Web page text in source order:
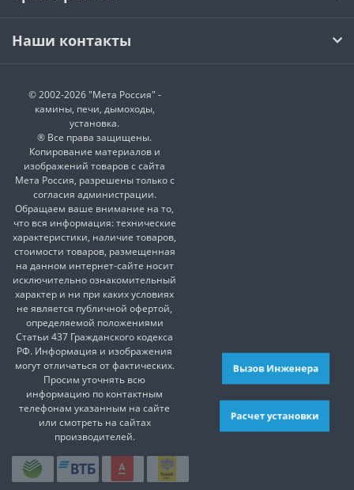
Наши контакты
© 2002-2026 "Мета Россия" -
камины, печи, дымоходы,
установка.
® Все права защищены.
Копирование материалов и
изображений товаров с сайта
Мета Россия, разрешены только с
согласия администрации.
Обращаем ваше внимание на то,
что вся информация: технические
характеристики, наличие товаров,
стоимости товаров, размещенная
на данном интернет-сайте носит
исключительно ознакомительный
характер и ни при каких условиях
не является публичной офертой,
определяемой положениями
Статьи 437 Гражданского кодекса
РФ. Информация и изображения
могут отличаться от фактических.
Просим уточнять всю
информацию по контактным
телефонам указанным на сайте
или смотреть на сайтах
производителей.
Расчет установки
Вызов Инженера